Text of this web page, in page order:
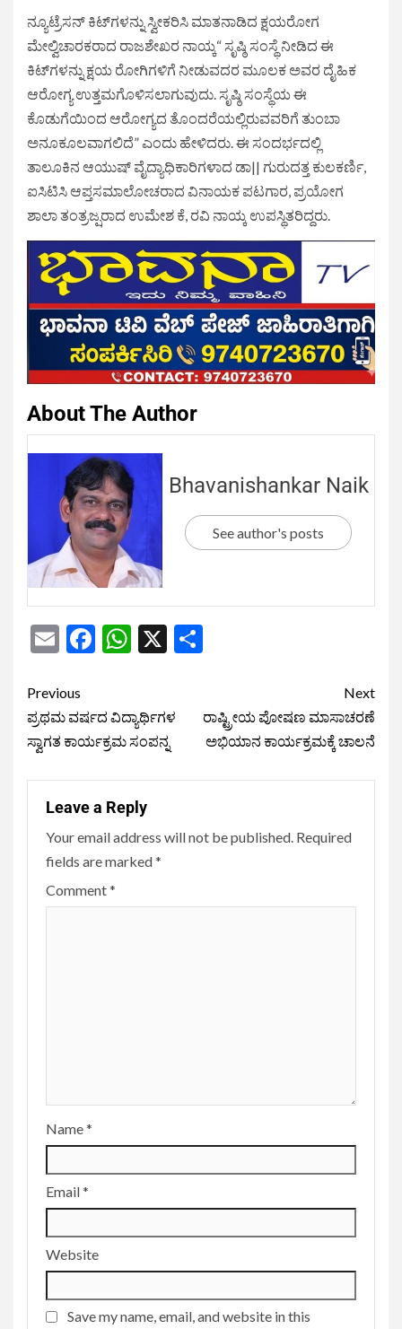
ನ್ಯೂಟ್ರೆಸನ್ ಕಿಟ್‌ಗಳನ್ನು ಸ್ವೀಕರಿಸಿ ಮಾತನಾಡಿದ ಕ್ಷಯರೋಗ
ಮೇಲ್ವಿಚಾರಕರಾದ ರಾಜಶೇಖರ ನಾಯ್ಕ“ ಸೃಷ್ಠಿ ಸಂಸ್ಥೆ ನೀಡಿದ ಈ
ಕಿಟ್‌ಗಳನ್ನು ಕ್ಷಯ ರೋಗಿಗಳಿಗೆ ನೀಡುವದರ ಮೂಲಕ ಅವರ ದೈಹಿಕ
ಆರೋಗ್ಯ ಉತ್ತಮಗೊಳಿಸಲಾಗುವುದು. ಸೃಷ್ಠಿ ಸಂಸ್ಥೆಯ ಈ
ಕೊಡುಗೆಯಿಂದ ಆರೋಗ್ಯದ ತೊಂದರೆಯಲ್ಲಿರುವವರಿಗೆ ತುಂಬಾ
ಅನೂಕೂಲವಾಗಲಿದೆ” ಎಂದು ಹೇಳಿದರು. ಈ ಸಂದರ್ಭದಲ್ಲಿ
ತಾಲೂಕಿನ ಆಯುಷ್ ವೈದ್ಯಾಧಿಕಾರಿಗಳಾದ ಡಾ|| ಗುರುದತ್ತ ಕುಲಕರ್ಣಿ,
ಐಸಿಟಿಸಿ ಆಪ್ತಸಮಾಲೋಚರಾದ ವಿನಾಯಕ ಪಟಗಾರ, ಪ್ರಯೋಗ
ಶಾಲಾ ತಂತ್ರಜ್ಷರಾದ ಉಮೇಶ ಕೆ, ರವಿ ನಾಯ್ಕ ಉಪಸ್ಥಿತರಿದ್ದರು.
About The Author
Bhavanishankar Naik
See author's posts
EmailFacebook
WhatsApp
X
Previous
ಪ್ರಥಮ ವರ್ಷದ ವಿದ್ಯಾರ್ಥಿಗಳ
ಸ್ವಾಗತ ಕಾರ್ಯಕ್ರಮ ಸಂಪನ್ನ
Next
ರಾಷ್ಟ್ರೀಯ ಪೋಷಣ ಮಾಸಾಚರಣೆ
ಅಭಿಯಾನ ಕಾರ್ಯಕ್ರಮಕ್ಕೆ ಚಾಲನೆ
Leave a Reply
Your email address will not be published. Required
fields are marked*
Comment*
Name*
Email*
Website
Save my name, email, and website in this